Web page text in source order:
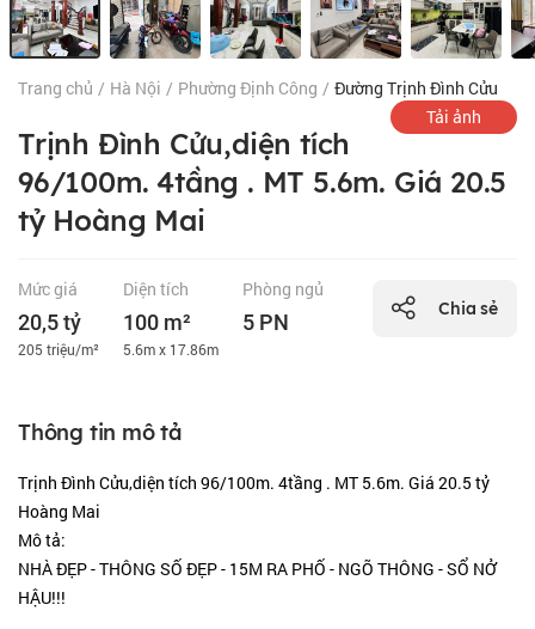
Trang chủ / Hà Nội / Phường Định Công / Đường Trịnh Đình Cửu
Tải ảnh
Trịnh Đình Cửu,diện tích
96/100m. 4tầng . MT 5.6m. Giá 20.5
tỷ Hoàng Mai
Mức giá
20,5 tỷ
205 triệu/m²
Diện tích
100 m²
5.6m x 17.86m
Phòng ngủ
5 PN
Chia sẻ
Thông tin mô tả
Trịnh Đình Cửu,diện tích 96/100m. 4tầng . MT 5.6m. Giá 20.5 tỷ
Hoàng Mai
Mô tả:
NHÀ ĐẸP - THÔNG SỐ ĐẸP - 15M RA PHỐ - NGÕ THÔNG - SỔ NỞ
HẬU!!!